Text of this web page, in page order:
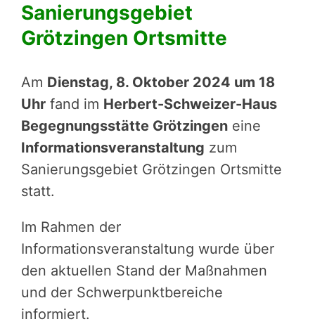
Sanierungsgebiet
Grötzingen Ortsmitte
Am Dienstag, 8. Oktober 2024 um 18
Uhr fand im Herbert-Schweizer-Haus
Begegnungsstätte Grötzingen eine
Informationsveranstaltung zum
Sanierungsgebiet Grötzingen Ortsmitte
statt.
Im Rahmen der
Informationsveranstaltung wurde über
den aktuellen Stand der Maßnahmen
und der Schwerpunktbereiche
informiert.